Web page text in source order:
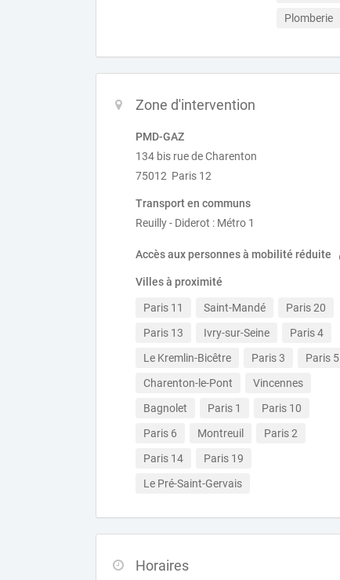
Plomberie
Zone d'intervention
PMD-GAZ
134 bis rue de Charenton
75012 Paris 12
Transport en communs
Reuilly - Diderot : Métro 1
Accès aux personnes à mobilité réduite
Villes à proximité
Paris 11 Saint-Mandé
Paris 20
Paris 13
Ivry-sur-Seine
Paris 4
Le Kremlin-Bicêtre
Paris 3
Paris 5
Charenton-le-Pont
Vincennes
Bagnolet
Paris 1
Paris 10
Paris 6
Montreuil
Paris 2
Paris 14
Paris 19
Le Pré-Saint-Gervais
Horaires